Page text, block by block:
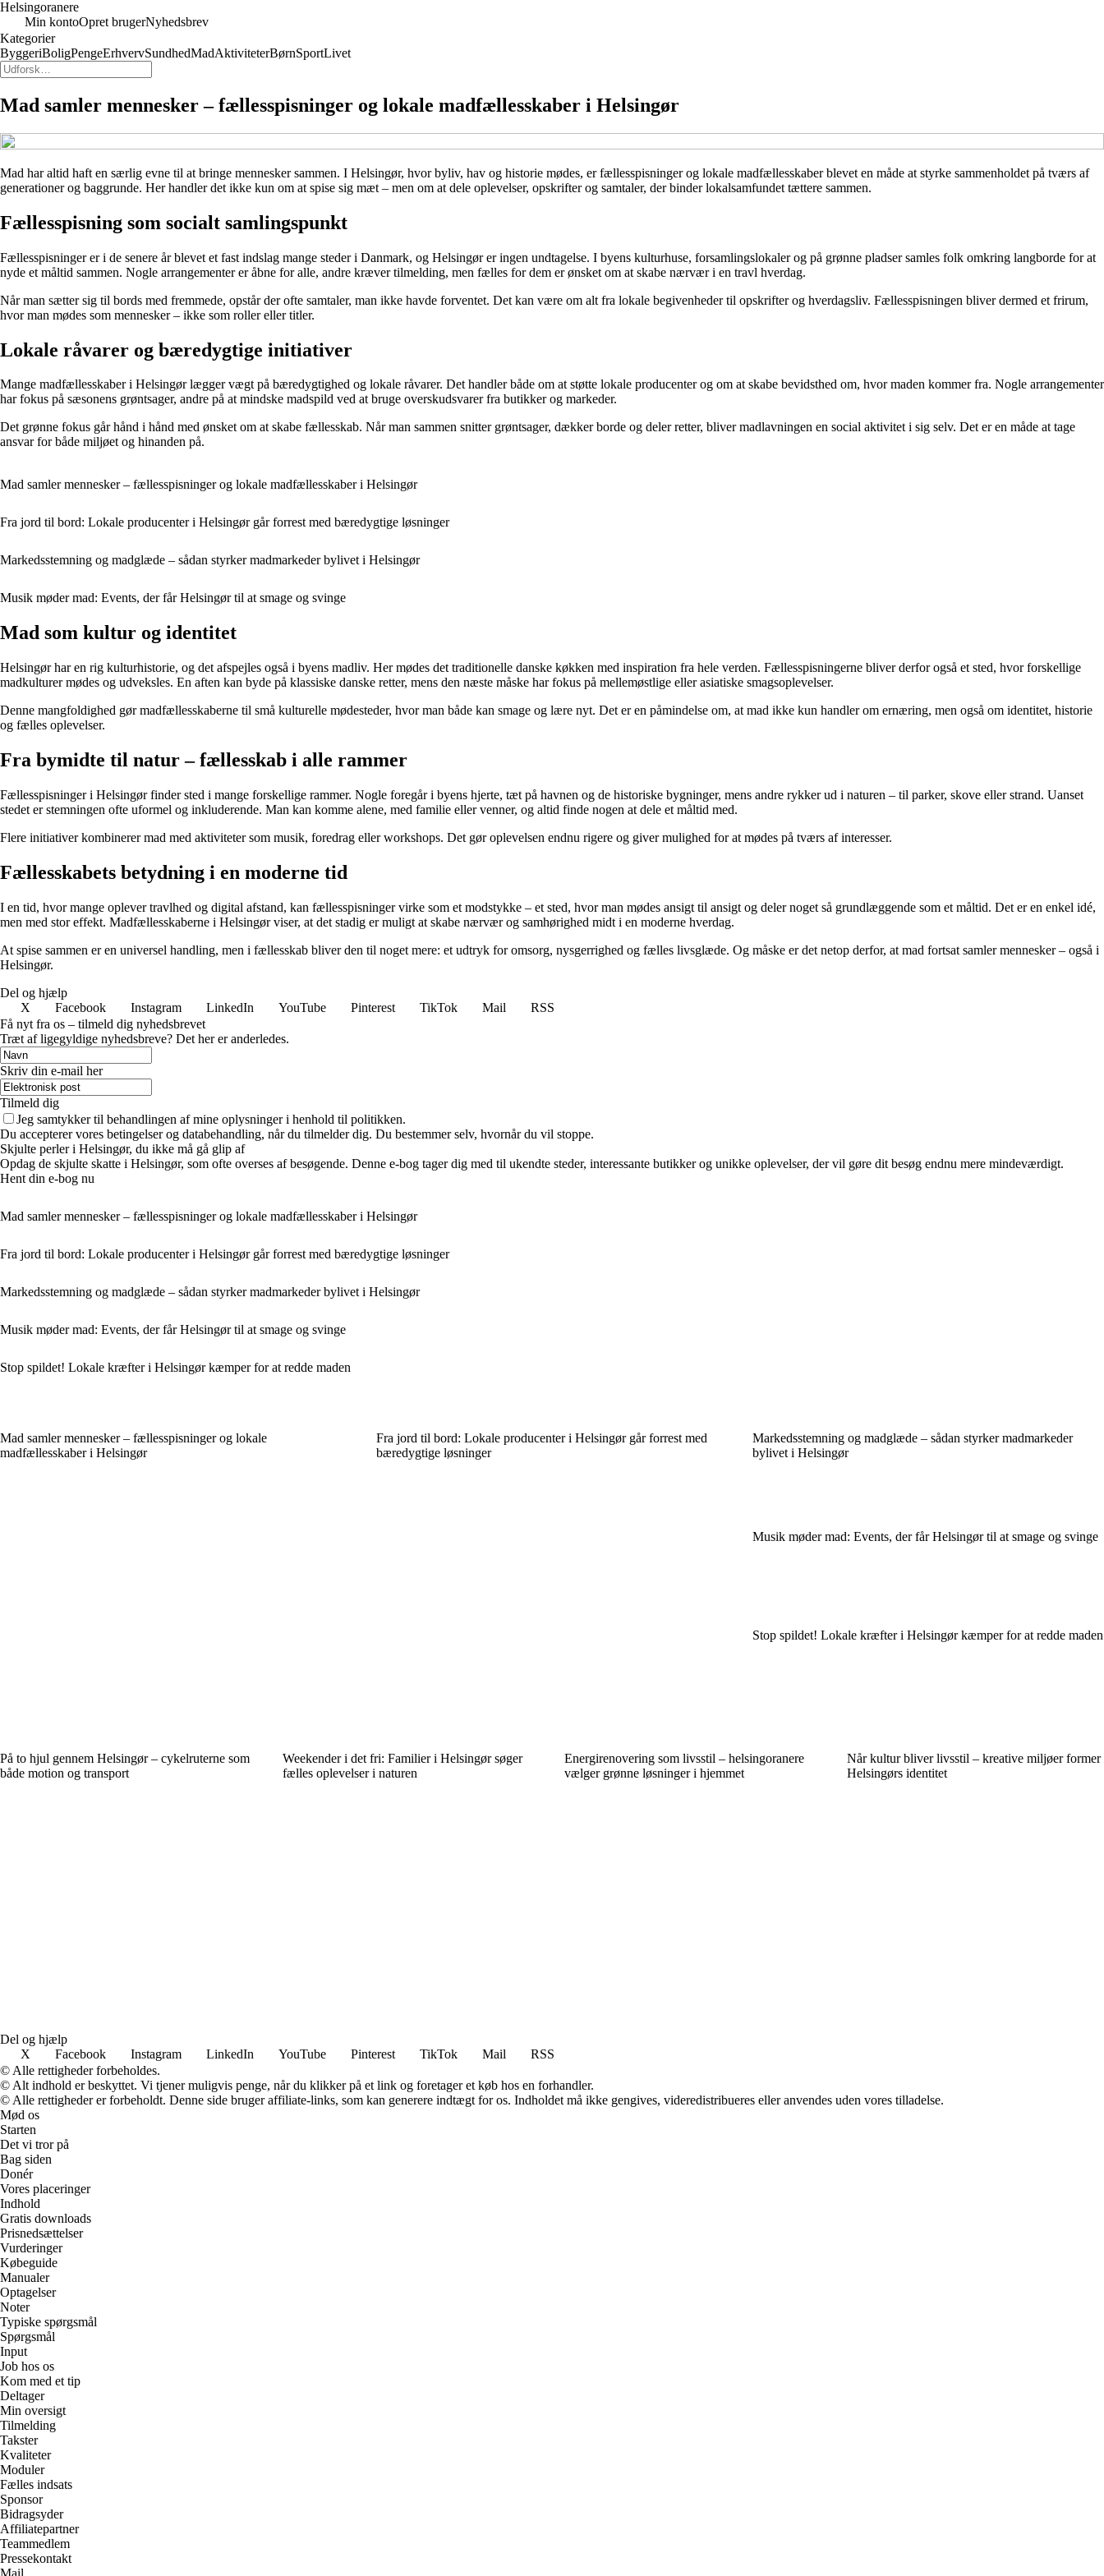
Helsingoranere
Min kontoOpret brugerNyhedsbrev
Kategorier
ByggeriBoligPengeErhvervSundhedMadAktiviteterBørnSportLivet
Mad samler mennesker – fællesspisninger og lokale madfællesskaber i Helsingør
Mad har altid haft en særlig evne til at bringe mennesker sammen. I Helsingør, hvor byliv, hav og historie mødes, er fællesspisninger og lokale madfællesskaber blevet en måde at styrke sammenholdet på tværs af
generationer og baggrunde. Her handler det ikke kun om at spise sig mæt – men om at dele oplevelser, opskrifter og samtaler, der binder lokalsamfundet tættere sammen.
Fællesspisning som socialt samlingspunkt
Fællesspisninger er i de senere år blevet et fast indslag mange steder i Danmark, og Helsingør er ingen undtagelse. I byens kulturhuse, forsamlingslokaler og på grønne pladser samles folk omkring langborde for at
nyde et måltid sammen. Nogle arrangementer er åbne for alle, andre kræver tilmelding, men fælles for dem er ønsket om at skabe nærvær i en travl hverdag.
Når man sætter sig til bords med fremmede, opstår der ofte samtaler, man ikke havde forventet. Det kan være om alt fra lokale begivenheder til opskrifter og hverdagsliv. Fællesspisningen bliver dermed et frirum,
hvor man mødes som mennesker – ikke som roller eller titler.
Lokale råvarer og bæredygtige initiativer
Mange madfællesskaber i Helsingør lægger vægt på bæredygtighed og lokale råvarer. Det handler både om at støtte lokale producenter og om at skabe bevidsthed om, hvor maden kommer fra. Nogle arrangementer
har fokus på sæsonens grøntsager, andre på at mindske madspild ved at bruge overskudsvarer fra butikker og markeder.
Det grønne fokus går hånd i hånd med ønsket om at skabe fællesskab. Når man sammen snitter grøntsager, dækker borde og deler retter, bliver madlavningen en social aktivitet i sig selv. Det er en måde at tage
ansvar for både miljøet og hinanden på.
Mad samler mennesker – fællesspisninger og lokale madfællesskaber i Helsingør
Fra jord til bord: Lokale producenter i Helsingør går forrest med bæredygtige løsninger
Markedsstemning og madglæde – sådan styrker madmarkeder bylivet i Helsingør
Musik møder mad: Events, der får Helsingør til at smage og svinge
Mad som kultur og identitet
Helsingør har en rig kulturhistorie, og det afspejles også i byens madliv. Her mødes det traditionelle danske køkken med inspiration fra hele verden. Fællesspisningerne bliver derfor også et sted, hvor forskellige
madkulturer mødes og udveksles. En aften kan byde på klassiske danske retter, mens den næste måske har fokus på mellemøstlige eller asiatiske smagsoplevelser.
Denne mangfoldighed gør madfællesskaberne til små kulturelle mødesteder, hvor man både kan smage og lære nyt. Det er en påmindelse om, at mad ikke kun handler om ernæring, men også om identitet, historie
og fælles oplevelser.
Fra bymidte til natur – fællesskab i alle rammer
Fællesspisninger i Helsingør finder sted i mange forskellige rammer. Nogle foregår i byens hjerte, tæt på havnen og de historiske bygninger, mens andre rykker ud i naturen – til parker, skove eller strand. Uanset
stedet er stemningen ofte uformel og inkluderende. Man kan komme alene, med familie eller venner, og altid finde nogen at dele et måltid med.
Flere initiativer kombinerer mad med aktiviteter som musik, foredrag eller workshops. Det gør oplevelsen endnu rigere og giver mulighed for at mødes på tværs af interesser.
Fællesskabets betydning i en moderne tid
I en tid, hvor mange oplever travlhed og digital afstand, kan fællesspisninger virke som et modstykke – et sted, hvor man mødes ansigt til ansigt og deler noget så grundlæggende som et måltid. Det er en enkel idé,
men med stor effekt. Madfællesskaberne i Helsingør viser, at det stadig er muligt at skabe nærvær og samhørighed midt i en moderne hverdag.
At spise sammen er en universel handling, men i fællesskab bliver den til noget mere: et udtryk for omsorg, nysgerrighed og fælles livsglæde. Og måske er det netop derfor, at mad fortsat samler mennesker – også i
Helsingør.
Del og hjælp
X
Facebook Instagram LinkedIn YouTube Pinterest TikTok Mail
RSS
Få nyt fra os – tilmeld dig nyhedsbrevet
Træt af ligegyldige nyhedsbreve? Det her er anderledes.
Skriv din e-mail her
Tilmeld dig
Jeg samtykker til behandlingen af mine oplysninger i henhold til politikken.
Du accepterer vores betingelser og databehandling, når du tilmelder dig. Du bestemmer selv, hvornår du vil stoppe.
Skjulte perler i Helsingør, du ikke må gå glip af
Opdag de skjulte skatte i Helsingør, som ofte overses af besøgende. Denne e-bog tager dig med til ukendte steder, interessante butikker og unikke oplevelser, der vil gøre dit besøg endnu mere mindeværdigt.
Hent din e-bog nu
Mad samler mennesker – fællesspisninger og lokale madfællesskaber i Helsingør
Fra jord til bord: Lokale producenter i Helsingør går forrest med bæredygtige løsninger
Markedsstemning og madglæde – sådan styrker madmarkeder bylivet i Helsingør
Musik møder mad: Events, der får Helsingør til at smage og svinge
Stop spildet! Lokale kræfter i Helsingør kæmper for at redde maden
Mad samler mennesker – fællesspisninger og lokale
madfællesskaber i Helsingør
Fra jord til bord: Lokale producenter i Helsingør går forrest med
bæredygtige løsninger
Markedsstemning og madglæde – sådan styrker madmarkeder
bylivet i Helsingør
Musik møder mad: Events, der får Helsingør til at smage og svinge
Stop spildet! Lokale kræfter i Helsingør kæmper for at redde maden
På to hjul gennem Helsingør – cykelruterne som
både motion og transport
Weekender i det fri: Familier i Helsingør søger
fælles oplevelser i naturen
Energirenovering som livsstil – helsingoranere
vælger grønne løsninger i hjemmet
Når kultur bliver livsstil – kreative miljøer former
Helsingørs identitet
Del og hjælp
X
Facebook Instagram LinkedIn YouTube Pinterest TikTok Mail
RSS
© Alle rettigheder forbeholdes.
© Alt indhold er beskyttet. Vi tjener muligvis penge, når du klikker på et link og foretager et køb hos en forhandler.
© Alle rettigheder er forbeholdt. Denne side bruger affiliate-links, som kan generere indtægt for os. Indholdet må ikke gengives, videredistribueres eller anvendes uden vores tilladelse.
Mød os
Starten
Det vi tror på
Bag siden
Donér
Vores placeringer
Indhold
Gratis downloads
Prisnedsættelser
Vurderinger
Købeguide
Manualer
Optagelser
Noter
Typiske spørgsmål
Spørgsmål
Input
Job hos os
Kom med et tip
Deltager
Min oversigt
Tilmelding
Takster
Kvaliteter
Moduler
Fælles indsats
Sponsor
Bidragsyder
Affiliatepartner
Teammedlem
Pressekontakt
Mail